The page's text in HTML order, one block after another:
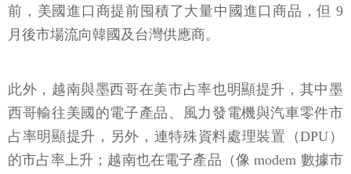
前，美國進口商提前囤積了大量中國進口商品，但 9
月後市場流向韓國及台灣供應商。
此外，越南與墨西哥在美市占率也明顯提升，其中墨
西哥輸往美國的電子產品、風力發電機與汽車零件市
占率明顯提升，另外，連特殊資料處理裝置（DPU）
的市占率上升；越南也在電子產品（像 modem 數據市